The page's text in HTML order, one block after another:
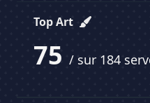
Top Art
75 / sur 184